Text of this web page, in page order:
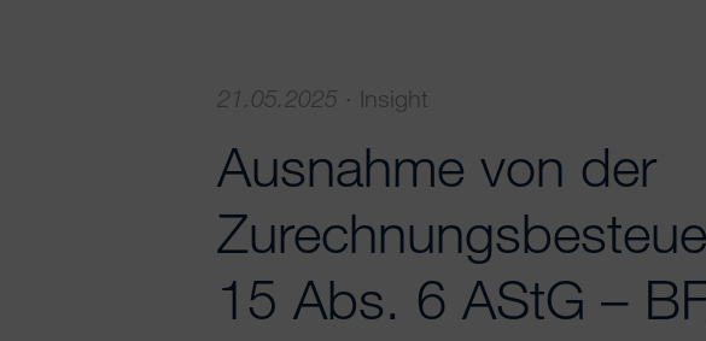
21.05.2025 · Insight
Ausnahme von der
15 Abs. 6 AStG –